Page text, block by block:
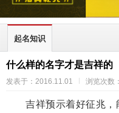
起名知识
什么样的名字才是吉祥的
发表于：2016.11.01 浏览次数
吉祥预示着好征兆